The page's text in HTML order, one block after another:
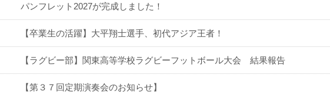
パンフレット2027が完成しました！
【卒業生の活躍】大平翔士選手、初代アジア王者！
【ラグビー部】関東高等学校ラグビーフットボール大会 結果報告
【第３７回定期演奏会のお知らせ】